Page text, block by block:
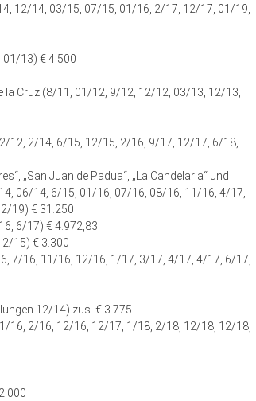
12/14, 03/15, 07/15, 01/16, 2/17, 12/17, 01/19,
01/13) € 4.500
la Cruz (8/11, 01/12, 9/12, 12/12, 03/13, 12/13,
12, 2/14, 6/15, 12/15, 2/16, 9/17, 12/17, 6/18,
„San Juan de Padua“, „La Candelaria“ und
06/14, 6/15, 01/16, 07/16, 08/16, 11/16, 4/17,
19) € 31.250
6/17) € 4.972,83
15) € 3.300
7/16, 11/16, 12/16, 1/17, 3/17, 4/17, 4/17, 6/17,
12/14) zus. € 3.775
16, 2/16, 12/16, 12/17, 1/18, 2/18, 12/18, 12/18,